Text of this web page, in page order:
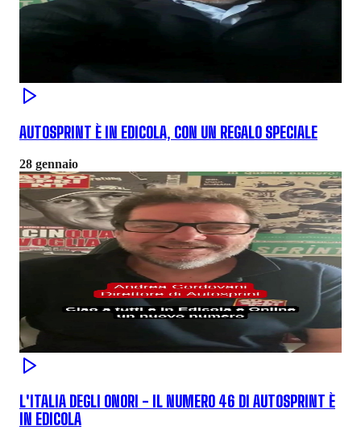
AUTOSPRINT È IN EDICOLA, CON UN REGALO SPECIALE
28 gennaio
L'ITALIA DEGLI ONORI - IL NUMERO 46 DI AUTOSPRINT È
IN EDICOLA